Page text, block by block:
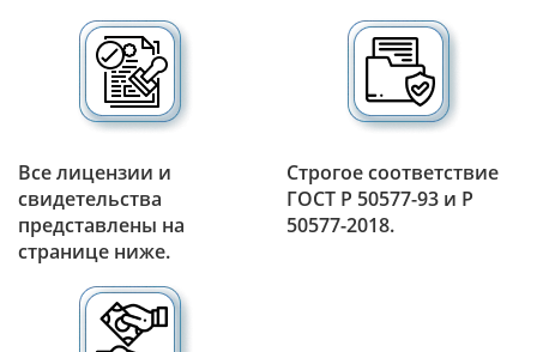
Все лицензии и
свидетельства
представлены на
странице ниже.
Строгое соответствие
ГОСТ Р 50577-93 и Р
50577-2018.